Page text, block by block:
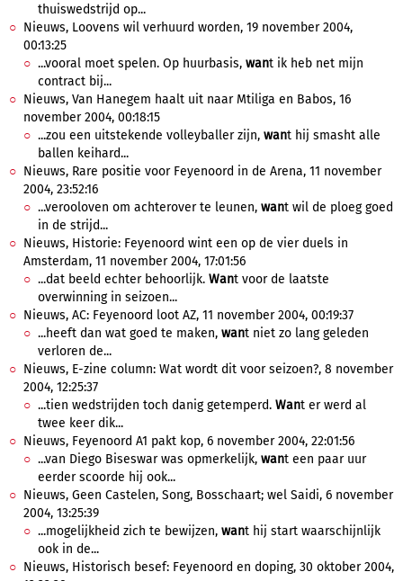
thuiswedstrijd op...
Nieuws, Loovens wil verhuurd worden, 19 november 2004,
00:13:25
...vooral moet spelen. Op huurbasis, want ik heb net mijn
contract bij...
Nieuws, Van Hanegem haalt uit naar Mtiliga en Babos, 16
november 2004, 00:18:15
...zou een uitstekende volleyballer zijn, want hij smasht alle
ballen keihard...
Nieuws, Rare positie voor Feyenoord in de Arena, 11 november
2004, 23:52:16
...verooloven om achterover te leunen, want wil de ploeg goed
in de strijd...
Nieuws, Historie: Feyenoord wint een op de vier duels in
Amsterdam, 11 november 2004, 17:01:56
...dat beeld echter behoorlijk. Want voor de laatste
overwinning in seizoen...
Nieuws, AC: Feyenoord loot AZ, 11 november 2004, 00:19:37
...heeft dan wat goed te maken, want niet zo lang geleden
verloren de...
Nieuws, E-zine column: Wat wordt dit voor seizoen?, 8 november
2004, 12:25:37
...tien wedstrijden toch danig getemperd. Want er werd al
twee keer dik...
Nieuws, Feyenoord A1 pakt kop, 6 november 2004, 22:01:56
...van Diego Biseswar was opmerkelijk, want een paar uur
eerder scoorde hij ook...
Nieuws, Geen Castelen, Song, Bosschaart; wel Saidi, 6 november
2004, 13:25:39
...mogelijkheid zich te bewijzen, want hij start waarschijnlijk
ook in de...
Nieuws, Historisch besef: Feyenoord en doping, 30 oktober 2004,